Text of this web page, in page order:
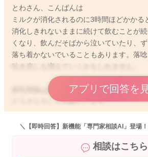
とわさん、こんばんは
ミルクが消化されるのに3時間ほどかかる
消化しきれないままに続けて飲むことが
くなり、飲んだそばから泣いていたり、
落ち着かないでいることもあります。落唸
吐き戻しも増えていくかもしれません。
授乳間隔は3時間開けていただけるのがい
どうぞよろしくお願いします。
アプリで回答を
＼【即時回答】新機能「専門家相談AI」登場
相談はこちら